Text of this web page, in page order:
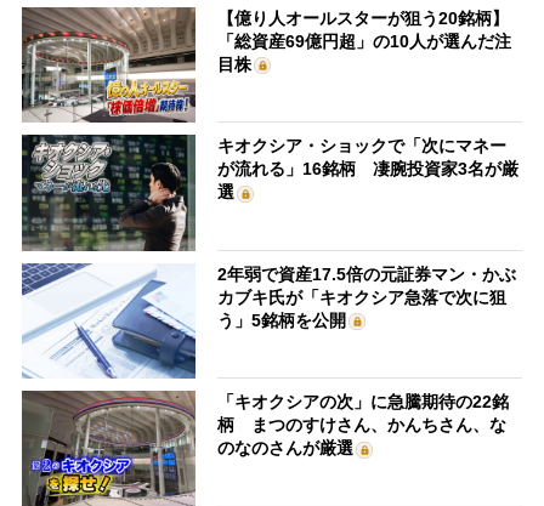
【億り人オールスターが狙う20銘柄】
「総資産69億円超」の10人が選んだ注
目株
キオクシア・ショックで「次にマネー
が流れる」16銘柄 凄腕投資家3名が厳
選
2年弱で資産17.5倍の元証券マン・かぶ
カブキ氏が「キオクシア急落で次に狙
う」5銘柄を公開
「キオクシアの次」に急騰期待の22銘
柄 まつのすけさん、かんちさん、な
のなのさんが厳選